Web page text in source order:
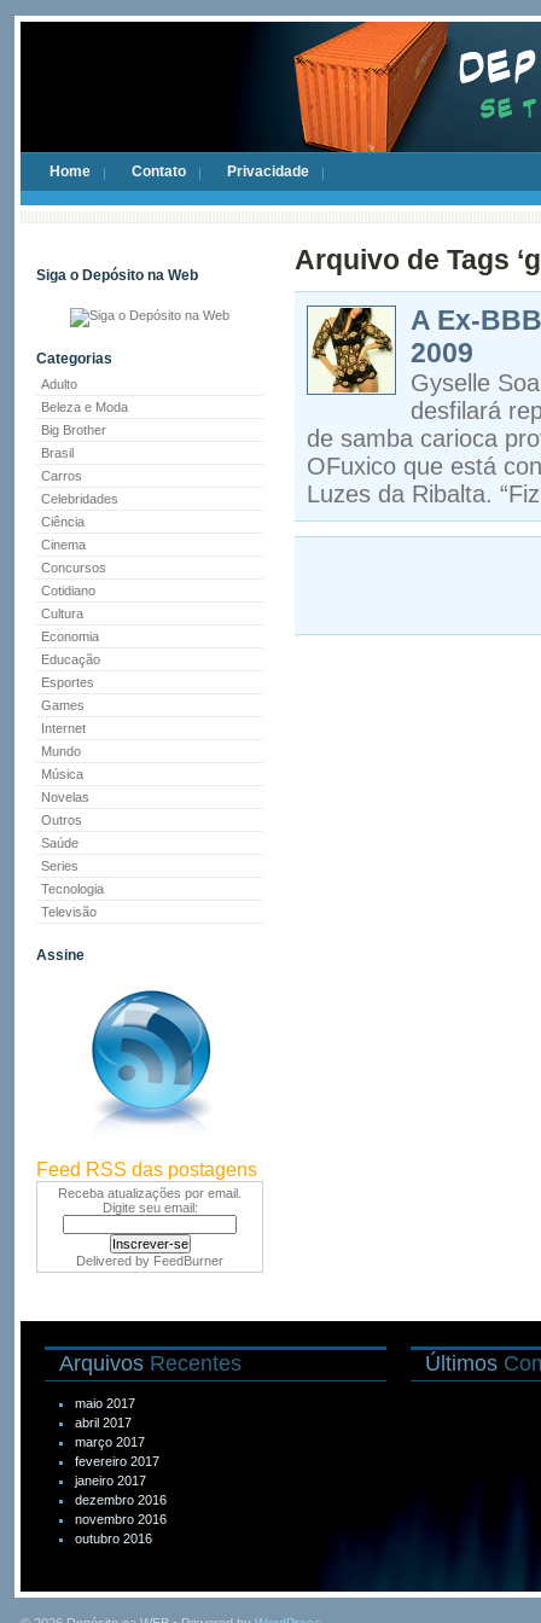
Home Contato Privacidade
Siga o Depósito na Web
Categorias
Adulto
Beleza e Moda
Big Brother
Brasil
Carros
Celebridades
Ciência
Cinema
Concursos
Cotidiano
Cultura
Economia
Educação
Esportes
Games
Internet
Mundo
Música
Novelas
Outros
Saúde
Series
Tecnologia
Televisão
Assine
Feed RSS das postagens
Receba atualizações por email.
Digite seu email:
Delivered by FeedBurner
Arquivo de Tags
A Ex-
2009
Gyselle
desfilará
de samba carioca
OFuxico que está
Luzes da Ribalta.
Arquivos Recentes
maio 2017
abril 2017
março 2017
fevereiro 2017
janeiro 2017
dezembro 2016
novembro 2016
outubro 2016
Últimos